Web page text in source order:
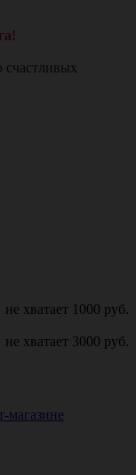
не хватает 1000 руб.
не хватает 3000 руб.
магазине